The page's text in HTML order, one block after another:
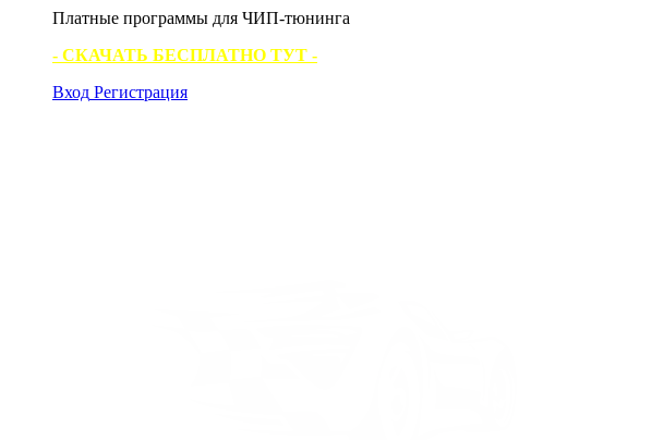
Платные программы для ЧИП-тюнинга
- СКАЧАТЬ БЕСПЛАТНО ТУТ -
Вход Регистрация